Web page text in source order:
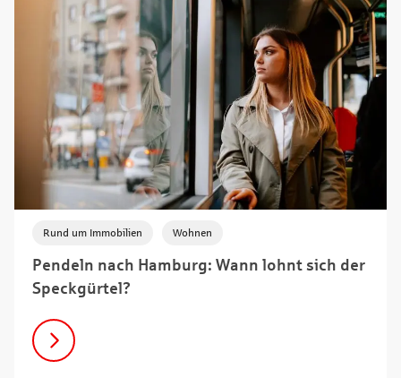
Pendeln nach Hamburg: Wann lohnt sich der
Speckgürtel?
Rund um Immobilien Wohnen